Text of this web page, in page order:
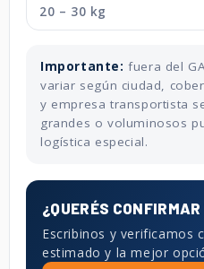
20 – 30 kg
Importante: fuera del
variar según ciudad,
y empresa transportista
grandes o voluminosos
logística especial.
¿QUERÉS
Escribinos y verificamos
estimado y la mejor